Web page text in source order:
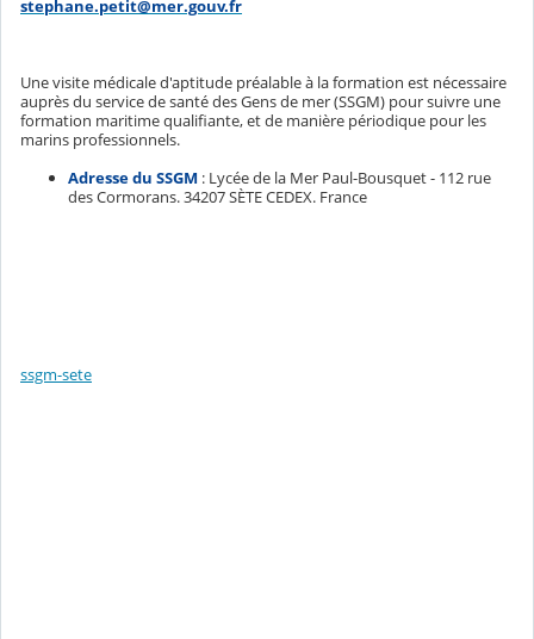
stephane.petit@mer.gouv.fr
Une visite médicale d'aptitude préalable à la formation est nécessaire
auprès du service de santé des Gens de mer (SSGM) pour suivre une
formation maritime qualifiante, et de manière périodique pour les
marins professionnels.
Adresse du SSGM : Lycée de la Mer Paul-Bousquet - 112 rue
des Cormorans. 34207 SÈTE CEDEX. France
ssgm-sete